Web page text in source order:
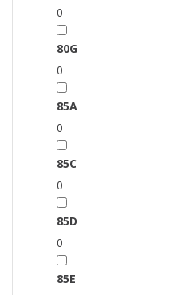
0
80G
0
85A
0
85C
0
85D
0
85E